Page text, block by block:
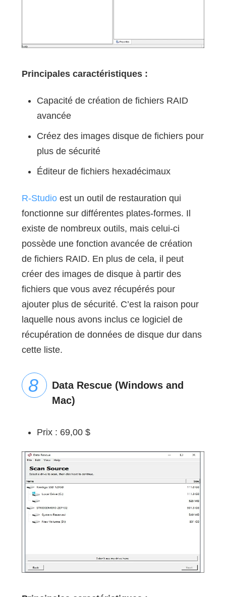
Principales caractéristiques :
Capacité de création de fichiers RAID
avancée
Créez des images disque de fichiers pour
plus de sécurité
Éditeur de fichiers hexadécimaux
R-Studioest un outil de restauration qui
fonctionne sur différentes plates-formes. Il
existe de nombreux outils, mais celui-ci
possède une fonction avancée de création
de fichiers RAID. En plus de cela, il peut
créer des images de disque à partir des
fichiers que vous avez récupérés pour
ajouter plus de sécurité. C’est la raison pour
laquelle nous avons inclus ce logiciel de
récupération de données de disque dur dans
cette liste.
Data Rescue (Windows and
Mac)
Prix : 69,00 $